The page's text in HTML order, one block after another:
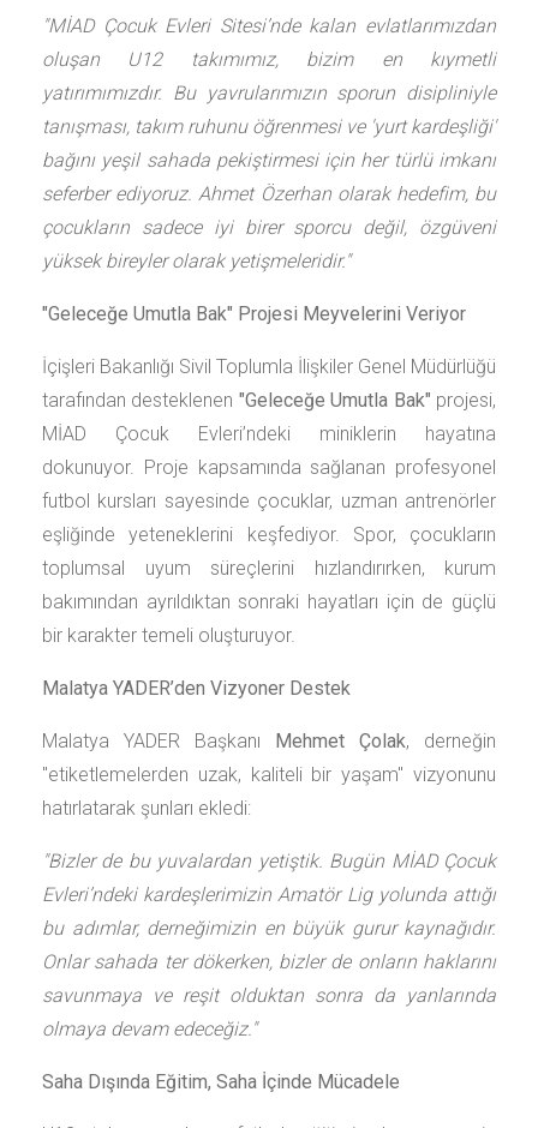
"MİAD Çocuk Evleri Sitesi’nde kalan evlatlarımızdan
oluşan U12 takımımız, bizim en kıymetli
yatırımımızdır. Bu yavrularımızın sporun disipliniyle
tanışması, takım ruhunu öğrenmesi ve 'yurt kardeşliği'
bağını yeşil sahada pekiştirmesi için her türlü imkanı
seferber ediyoruz. Ahmet Özerhan olarak hedefim, bu
çocukların sadece iyi birer sporcu değil, özgüveni
yüksek bireyler olarak yetişmeleridir."
"Geleceğe Umutla Bak" Projesi Meyvelerini Veriyor
İçişleri Bakanlığı Sivil Toplumla İlişkiler Genel Müdürlüğü
tarafından desteklenen "Geleceğe Umutla Bak" projesi,
MİAD Çocuk Evleri’ndeki miniklerin hayatına
dokunuyor. Proje kapsamında sağlanan profesyonel
futbol kursları sayesinde çocuklar, uzman antrenörler
eşliğinde yeteneklerini keşfediyor. Spor, çocukların
toplumsal uyum süreçlerini hızlandırırken, kurum
bakımından ayrıldıktan sonraki hayatları için de güçlü
bir karakter temeli oluşturuyor.
Malatya YADER’den Vizyoner Destek
Malatya YADER Başkanı Mehmet Çolak, derneğin
"etiketlemelerden uzak, kaliteli bir yaşam" vizyonunu
hatırlatarak şunları ekledi:
"Bizler de bu yuvalardan yetiştik. Bugün MİAD Çocuk
Evleri’ndeki kardeşlerimizin Amatör Lig yolunda attığı
bu adımlar, derneğimizin en büyük gurur kaynağıdır.
Onlar sahada ter dökerken, bizler de onların haklarını
savunmaya ve reşit olduktan sonra da yanlarında
olmaya devam edeceğiz."
Saha Dışında Eğitim, Saha İçinde Mücadele